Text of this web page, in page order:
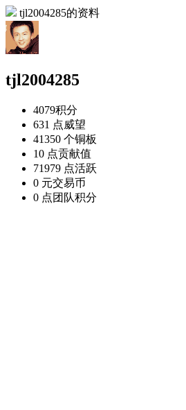
tjl2004285的资料
tjl2004285
4079积分
631 点威望
41350 个铜板
10 点贡献值
71979 点活跃
0 元交易币
0 点团队积分